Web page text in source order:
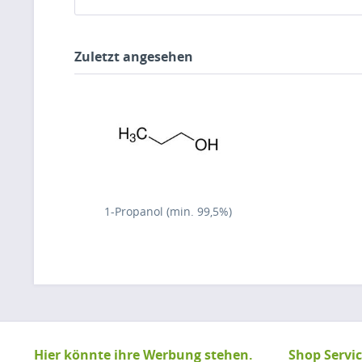
Zuletzt angesehen
1-Propanol (min. 99,5%)
Hier könnte ihre Werbung stehen. Shop